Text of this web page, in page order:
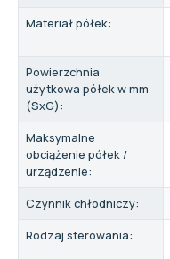
Materiał półek:
Powierzchnia
użytkowa półek w mm
(SxG):
Maksymalne
obciążenie półek /
urządzenie:
Czynnik chłodniczy:
Rodzaj sterowania: